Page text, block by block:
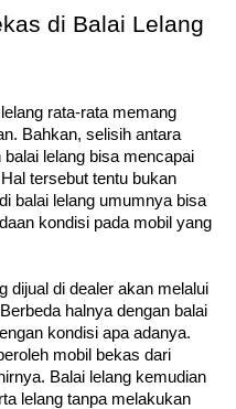
di Balai Lelang
rata-rata memang
Bahkan, selisih antara
lelang bisa mencapai
tersebut tentu bukan
balai lelang umumnya bisa
kondisi pada mobil yang
dijual di dealer akan melalui
halnya dengan balai
kondisi apa adanya.
mobil bekas dari
Balai lelang kemudian
lelang tanpa melakukan